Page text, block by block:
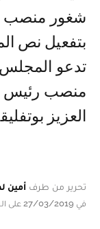
شغور منصب
تدعو المجلس
منصب رئيس
العزيز
تحرير من طرف أمين
في 27/03/2019 على الساعة 22:31